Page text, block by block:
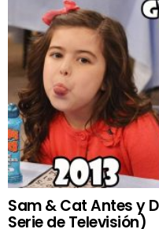
Sam & Cat Antes y
Serie de Televisión)